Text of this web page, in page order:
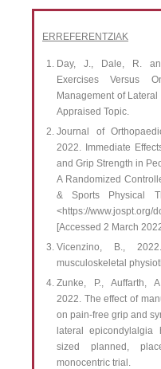
ERREFERENTZIAK
Day, J., Dale, R.
Exercises Versus
Management of
Appraised Topic.
Journal of
2022. Immediate
and Grip Strength in
A Randomized
& Sports Physical
<https://www.jospt.org/
[Accessed 2 March
Vicenzino, B.,
musculoskeletal
Zunke, P., Auffarth,
2022. The effect of
on pain-free grip and
lateral epicondylalgia
sized planned,
monocentric trial.